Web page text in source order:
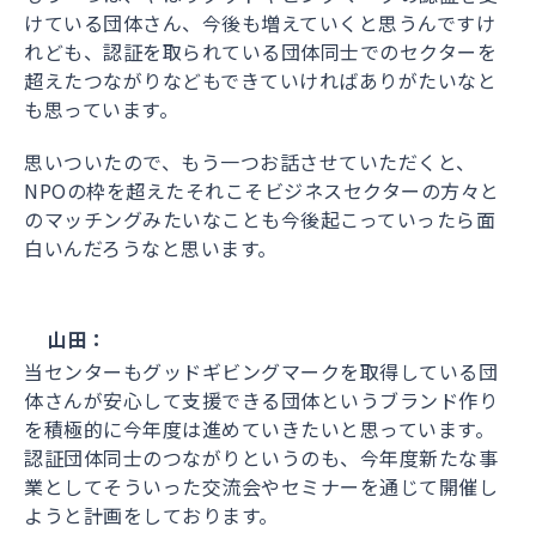
けている団体さん、今後も増えていくと思うんですけ
れども、認証を取られている団体同士でのセクターを
超えたつながりなどもできていければありがたいなと
も思っています。
思いついたので、もう一つお話させていただくと、
NPOの枠を超えたそれこそビジネスセクターの方々と
のマッチングみたいなことも今後起こっていったら面
白いんだろうなと思います。
山田：
当センターもグッドギビングマークを取得している団
体さんが安心して支援できる団体というブランド作り
を積極的に今年度は進めていきたいと思っています。
認証団体同士のつながりというのも、今年度新たな事
業としてそういった交流会やセミナーを通じて開催し
ようと計画をしております。